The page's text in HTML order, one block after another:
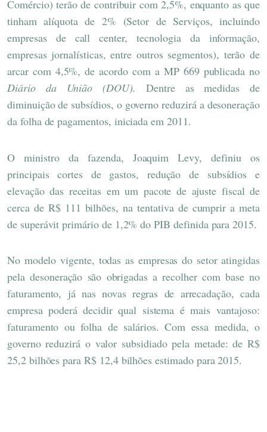
Comércio) terão de contribuir com 2,5%, enquanto as que
tinham alíquota de 2% (Setor de Serviços, incluindo
empresas de call center, tecnologia da informação,
empresas jornalísticas, entre outros segmentos), terão de
arcar com 4,5%, de acordo com a MP 669 publicada no
Diário da União (DOU). Dentre as medidas de
diminuição de subsídios, o governo reduzirá a desoneração
da folha de pagamentos, iniciada em 2011.
O ministro da fazenda, Joaquim Levy, definiu os
principais cortes de gastos, redução de subsídios e
elevação das receitas em um pacote de ajuste fiscal de
cerca de R$ 111 bilhões, na tentativa de cumprir a meta
de superávit primário de 1,2% do PIB definida para 2015.
No modelo vigente, todas as empresas do setor atingidas
pela desoneração são obrigadas a recolher com base no
faturamento, já nas novas regras de arrecadação, cada
empresa poderá decidir qual sistema é mais vantajoso:
faturamento ou folha de salários. Com essa medida, o
governo reduzirá o valor subsidiado pela metade: de R$
25,2 bilhões para R$ 12,4 bilhões estimado para 2015.